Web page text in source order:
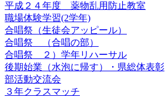
平成２４年度 薬物乱用防止教室
職場体験学習(2学年)
合唱祭（生徒会アッピール）
合唱祭 （合唱の部）
合唱祭 ２）学年リハーサル
後期始業（水泡に帰す）・県総体表彰
部活動交流会
３年クラスマッチ